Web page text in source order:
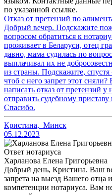
по указанной ссылке.
Отказ от претензий по
Добрый вечер. Подскажите
вопросом обратиться к
проживает в Беларуси, отец
давно, мама судилась по
выплачивал их не
из страны. Подскажите, спустя
чтоб с него запрет этот
написать отказ от претензий у
отправить судебному
Спасибо.
Кристина, Минск
05.12.2023
Ответ нотариуса
Харланова Елена Григорьевна
Добрый день, Кристина. Ваш
запрета на выезд Вашего отца
компетенции нотариуса. Вам